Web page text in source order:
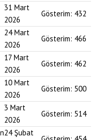
31 Mart
2026
Gösterim: 432
24 Mart
2026
Gösterim: 466
17 Mart
2026
Gösterim: 462
10 Mart
2026
Gösterim: 500
3 Mart
2026
Gösterim: 514
24 Şubat